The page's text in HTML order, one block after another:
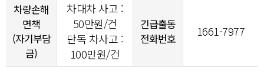
차량손해
면책
(자기부담
금)
차대차 사고 :
50만원/건
단독 차사고 :
100만원/건
긴급출동
전화번호
1661-7977